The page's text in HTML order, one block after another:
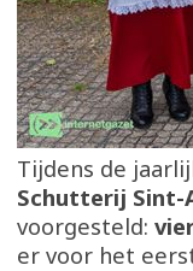
Tijdens de
Schutterij Sint-
voorgesteld:
er voor het